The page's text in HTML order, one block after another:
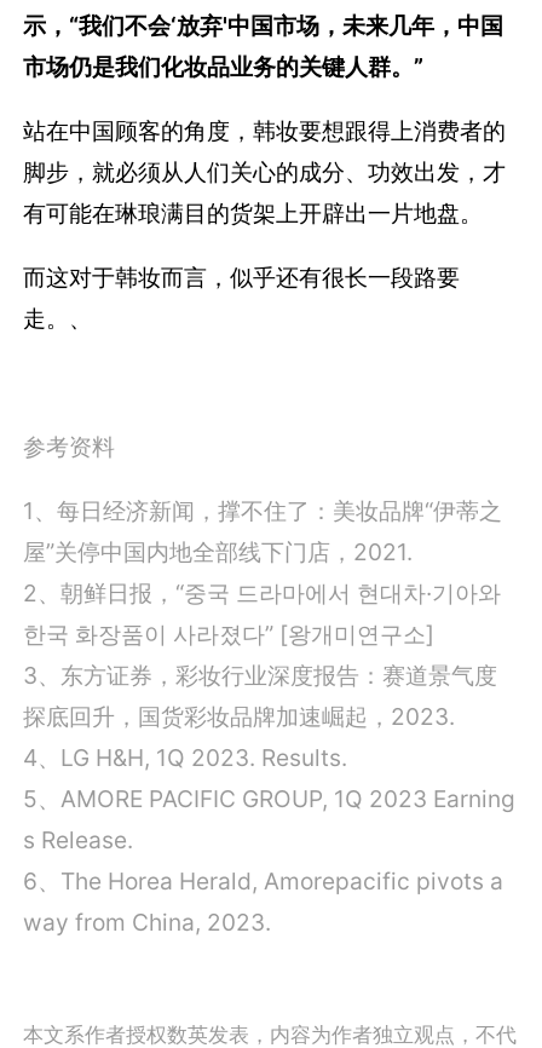
示，“我们不会‘放弃'中国市场，未来几年，中国
市场仍是我们化妆品业务的关键人群。”
站在中国顾客的角度，韩妆要想跟得上消费者的
脚步，就必须从人们关心的成分、功效出发，才
有可能在琳琅满目的货架上开辟出一片地盘。
而这对于韩妆而言，似乎还有很长一段路要
走。、
参考资料
1、每日经济新闻，撑不住了：美妆品牌“伊蒂之
屋”关停中国内地全部线下门店，2021.
2、朝鲜日报，“중국 드라마에서 현대차·기아와
한국 화장품이 사라졌다” [왕개미연구소]
3、东方证券，彩妆行业深度报告：赛道景气度
探底回升，国货彩妆品牌加速崛起，2023.
4、LG H&H, 1Q 2023. Results.
5、AMORE PACIFIC GROUP, 1Q 2023 Earning
s Release.
6、The Horea Herald, Amorepacific pivots a
way from China, 2023.
本文系作者授权数英发表，内容为作者独立观点，不代